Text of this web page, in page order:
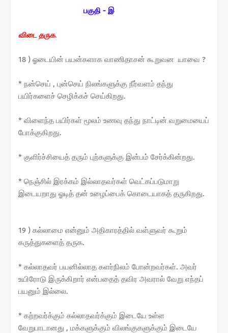
பகுதி - இ
விடை தருக.
18 ) ஓடையின் பயன்களாக வாணிதாசன் கூறுவன யாவை ?
* நன்செய் , புன்செய் நிலங்களுக்கு நீர்வளம் தந்து
பயிர்களைச் செழிக்கச் செய்கிறது.
* விளைந்த பயிர்கள் மூலம் உணவு தந்து நாட்டின் வறுமையைப்
போக்குகிறது.
* குளிர்ச்சியைத் தரும் புற்களுக்கு இன்பம் சேர்க்கின்றது.
* நெஞ்சில் இரக்கம் இல்லாதவர்கள் வெட்கப்படுமாறு
இடையறாது ஓடித் தன் உழைப்பைக் கொடையாகத் தருகிறது.
19 ) கல்லாமை என்னும் அதிகாரத்தில் வள்ளுவர் கூறும்
கருத்துகளைத் தருக.
* கல்லாதவர் பயனில்லாத களர்நிலம் போன்றவர்கள். அவர்
உயிரோடு இருக்கிறார் என்பதைத் தவிர அவரால் வேறு எந்தப்
பயனும் இல்லை.
* கற்றவர்க்கும் கல்லாதவர்க்கும் இடையே உள்ள
வேறுபாடானது , மக்களுக்கும் விலங்குகளுக்கும் இடையே